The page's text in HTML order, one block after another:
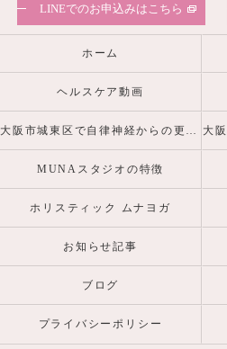
LINEでのお申込みはこちら
ホーム
ヘルスケア動画
大阪市城東区で自律神経からの更年期・産前産後の心身の不調を整えるヨガピラティスなら
MUNAスタジオの特徴
ホリスティック ムナヨガ
お知らせ記事
ブログ
プライバシーポリシー